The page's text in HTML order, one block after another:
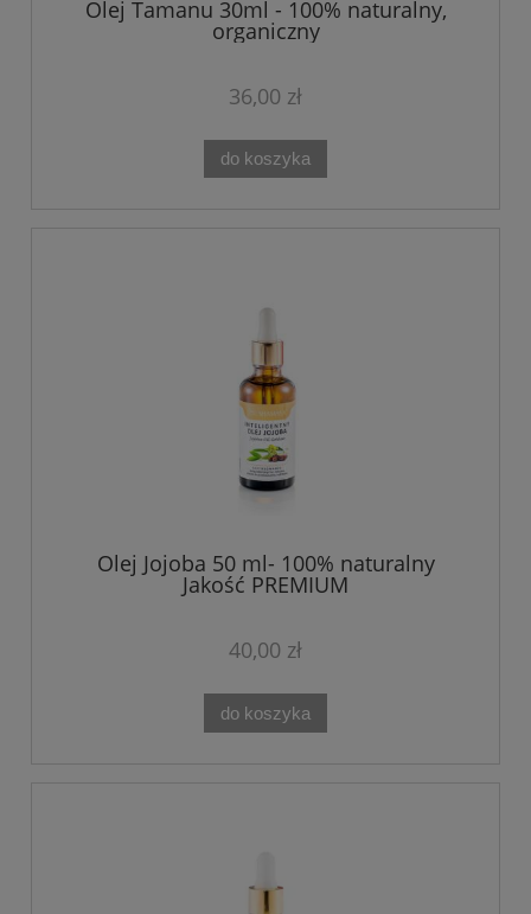
Olej Tamanu 30ml - 100% naturalny,
organiczny
36,00 zł
do koszyka
Olej Jojoba 50 ml- 100% naturalny
Jakość PREMIUM
40,00 zł
do koszyka